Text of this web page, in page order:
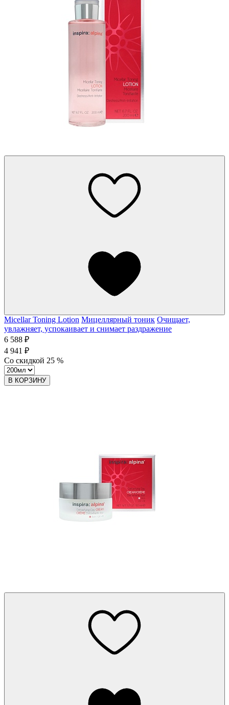
Micellar Toning Lotion Мицеллярный тоник Очищает,
увлажняет, успокаивает и снимает раздражение
6 588 ₽
4 941 ₽
Со скидкой 25 %
В КОРЗИНУ